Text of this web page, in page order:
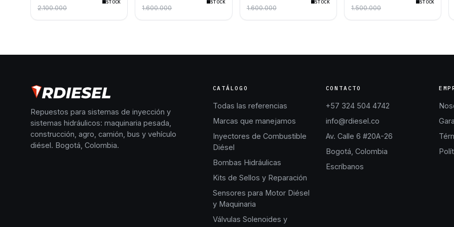
Motores Volvo D5244T10
2.100.000
STOCK
Cummins QSB4.5 QSB6.7
1.600.000
STOCK
Cummins QSB4.5 QSB6.7
1.600.000
STOCK
Bosch para Motores
1.500.000
STOCK
Repuestos para sistemas de inyección y
sistemas hidráulicos: maquinaria pesada,
construcción, agro, camión, bus y vehículo
diésel. Bogotá, Colombia.
CATÁLOGO
Todas las referencias
Marcas que manejamos
Inyectores de Combustible
Diésel
Bombas Hidráulicas
Kits de Sellos y Reparación
Sensores para Motor Diésel
y Maquinaria
Válvulas Solenoides y
CONTACTO
+57 324 504 4742
info@rdiesel.co
Av. Calle 6 #20A-26
Bogotá, Colombia
Escríbanos